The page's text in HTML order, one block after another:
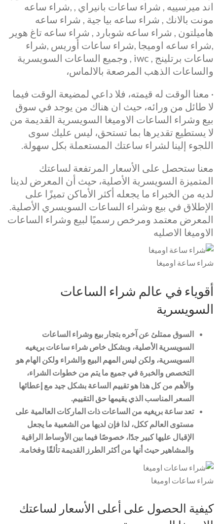
اند ميرسييه , شراء ساعات بانيراي , ,شراء ساعه
مونت بالانك , شراء ساعه بيا جية , شراء ساعه
هاميلتون , شراء ساعه شوبارد , شراء ساعه تاغ هوير
,شراء ساعه اوميجا ,شراء ساعات أوريس ,شراء
ساعات برتلينج , iwc , وجميع الساعات السويسرية
والساعات الذهب المرصعة بالالماس،
· معنا الوقت له قيمته، فلا داعي لمضيعة الوقت فيما
لا طائل من ورائه، حيث ان هناك من يوجد في سوق
بيع وشراء الساعات الاوميغا السويسرية القديمة من
لا يستطيع تقديرها بما تستحق، ليس عليك سوى
اللجوء إلينا لشراء ساعتك المستعملة بكل سهولة.
معنا ستحصل على الأسعار المرتفعة لساعتك
المتميزة السويسرية الأصلية، حيث أن المعرض لدينا
لديه من الخبراء ما يجعله أكثر الأماكن تميزًا على
الإطلاق في بيع وشراء الساعات السويسري الأصلية.
المعرض معتمد ومرخص رسميًا لبيع وشراء الساعات
الاوميغا الاصليه
شراء ساعة اوميغا
أقوياء في عالم شراء الساعات
السويسرية
السوق ممتلئ عن آخره بتجار بيع وشراء الساعات
السويسرية الأصلية، وبشكل خاص شراء ساعات بريغيه
السويسرية، ولكن ليس المهم البيع والشراء ولكن الهام هو
التخصص والخبرة في جميع ما يتم من خطوات الشراء،
والأهم من كل هذا هو تقييم الساعة بشكل جيد مع إعطائها
السعر المناسب الذي يقيمها حق التقييم.
تعد ساعة بريغيه من الساعات ذات الماركات العالمية على
مستوى العالم ككل، لذا فإن لديها من الشعبية ما يجعل
الإقبال عليها كبير جدًا، خصوصًا فيما بين الأوساط الراقية
والمشاهير حيث أنها من أكثر الطرز القديمة تألقًا وفخامة.
شراء ساعات اوميغا
كيفية الحصول على أعلى الأسعار لساعتك